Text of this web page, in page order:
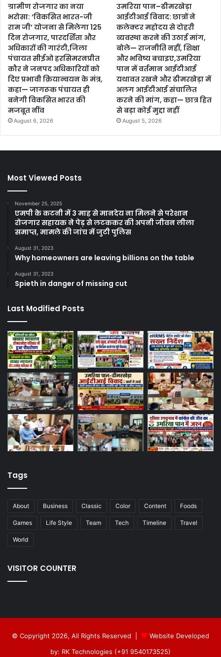
ग्रामीण रोजगार का नया
भरोसा: ‘विकसित भारत-जी
राम जी’ योजना से मिलेगा 125
दिन रोजगार, पारदर्शिता और
अधिकारों की गारंटी,जिला
पंचायत सीईओ हरसिमरनप्रीत
कौर ने जनपद अधिकारियों को
दिए प्रभावी क्रियान्वयन के मंत्र,
कहा— जागरूक पंचायत ही
बनेगी विकसित भारत की
मजबूत नींव
August 6, 2026
उमरिया पान–ढीमरखेड़ा
आईटीआई विवाद: छात्रों ने
कलेक्टर महोदय से दोहरी
व्यवस्था करने की उठाई मांग,
बोले— राजनीति नहीं, शिक्षा
और भविष्य बचाइए,उमरिया
पान में वर्तमान आईटीआई
यथावत रखने और ढीमरखेड़ा में
अलग आईटीआई संचालित
करने की मांग, कहा— छात्र हित
से बड़ा कोई मुद्दा नहीं
August 5, 2026
Most Viewed Posts
November 25, 2025
एमपी के कटनी में 3 माह से मानदेय ना मिलने से परेशान
रोजगार सहायक ने पेड़ से लटककर की अपनी जीवन लीला
समाप्त, मामले की जांच में जुटी पुलिस
August 31, 2023
Why homeowners are leaving billions on the table
August 31, 2023
Spieth in danger of missing cut
Last Modified Posts
Tags
About Business Classic Color Content Foods
Games Life Style Team Tech Timeline Travel
World
VISITOR COUNTER
© Copyright 2026, All Rights Reserved |
Website Developed
by: RK Technologies (+91 9540173525)